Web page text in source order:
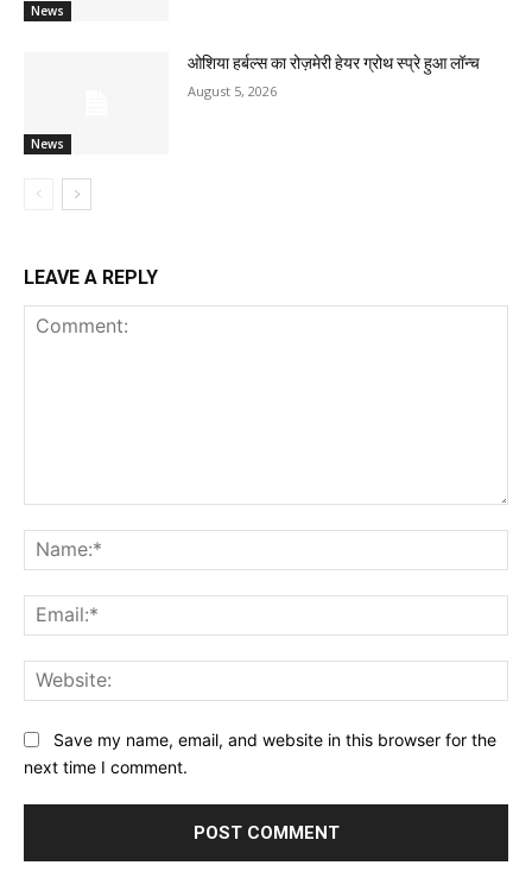
News
News
ओशिया हर्बल्स का रोज़मेरी हेयर ग्रोथ स्प्रे हुआ लॉन्च
August 5, 2026
LEAVE A REPLY
Save my name, email, and website in this browser for the
next time I comment.